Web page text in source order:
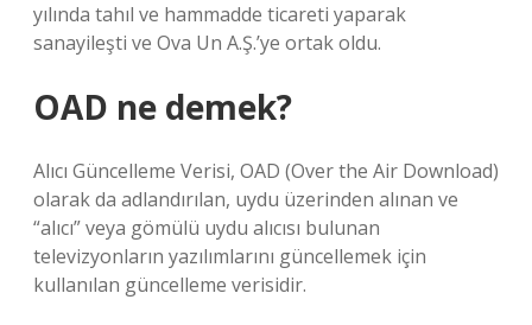
yılında tahıl ve hammadde ticareti yaparak
sanayileşti ve Ova Un A.Ş.’ye ortak oldu.
OAD ne demek?
Alıcı Güncelleme Verisi, OAD (Over the Air Download)
olarak da adlandırılan, uydu üzerinden alınan ve
“alıcı” veya gömülü uydu alıcısı bulunan
televizyonların yazılımlarını güncellemek için
kullanılan güncelleme verisidir.